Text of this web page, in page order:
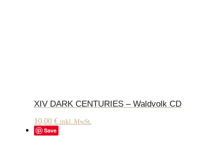
XIV DARK CENTURIES – Waldvolk CD
10,00 € inkl. MwSt.
Save